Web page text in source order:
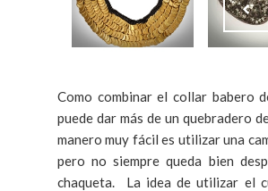
Como combinar el collar babero
puede dar más de un quebradero
manero muy fácil es utilizar una
pero no siempre queda bien
chaqueta. La idea de utilizar el